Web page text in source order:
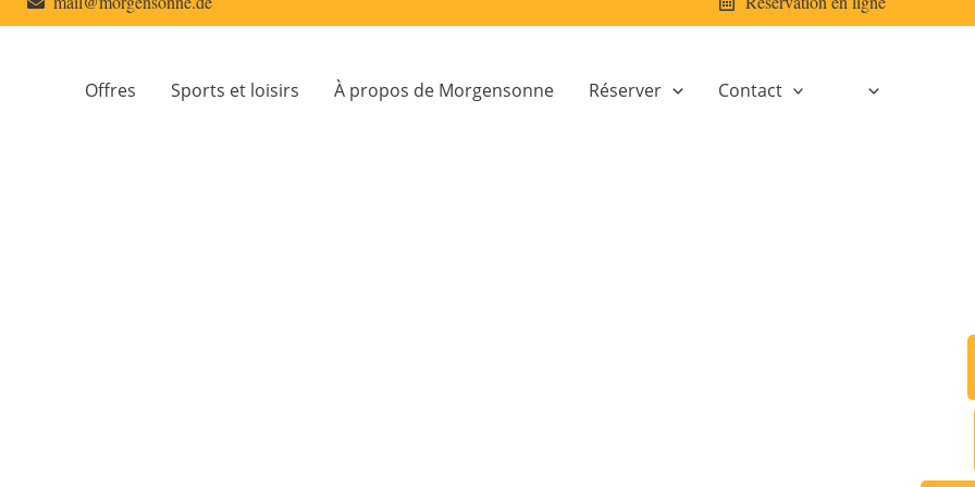
Offres Sports et loisirs À propos de Morgensonne Réserver Contact